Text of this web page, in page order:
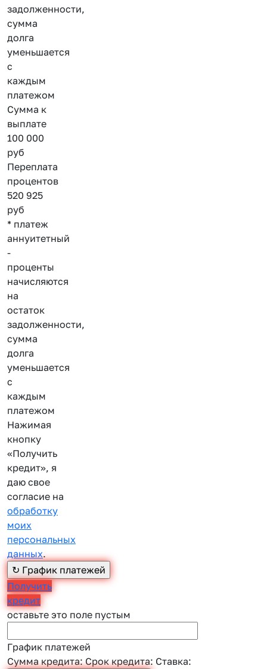
задолженности,
сумма
долга
уменьшается
с
каждым
платежом
Сумма к
выплате
100 000
руб
Переплата
процентов
520 925
руб
* платеж
аннуитетный
-
проценты
начисляются
на
остаток
задолженности,
сумма
долга
уменьшается
с
каждым
платежом
Нажимая
кнопку
«Получить
кредит», я
даю свое
согласие на
обработку
моих
персональных
данных.
Получить
кредит
оставьте это поле пустым
График платежей
Сумма кредита:Срок кредита: Ставка: